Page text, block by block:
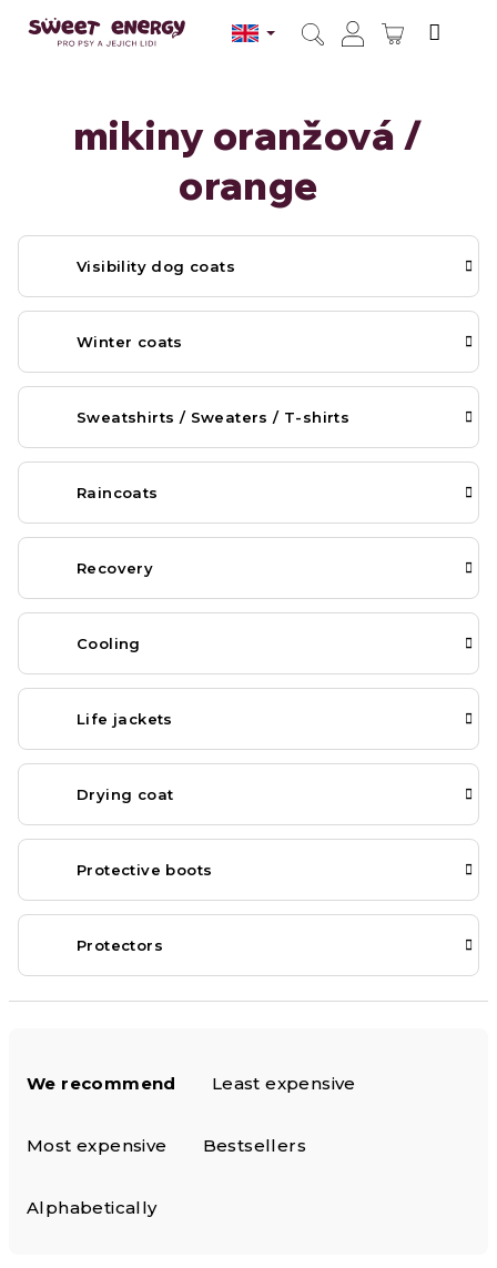
content
mikiny oranžová /
orange
Visibility dog coats
Winter coats
Sweatshirts / Sweaters / T-shirts
Raincoats
Recovery
Cooling
Life jackets
Drying coat
Protective boots
Protectors
o
d
We recommend Least expensive
Most expensive Bestsellers
Alphabetically